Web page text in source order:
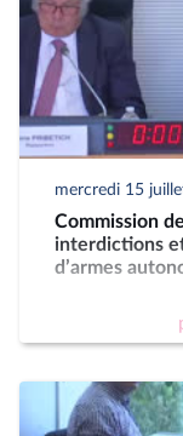
mercredi 15
Commission
interdictions
d’armes